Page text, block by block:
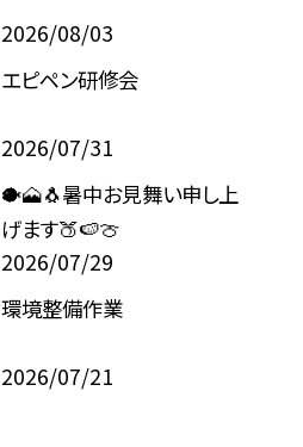
2026/08/03
エピペン研修会
2026/07/31
🐡🗻🐧暑中お見舞い申し上
げます🍑🍉🍈
2026/07/29
環境整備作業
2026/07/21